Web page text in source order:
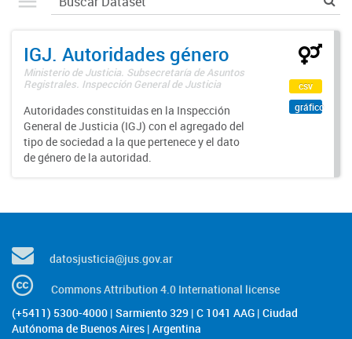
IGJ. Autoridades género
Ministerio de Justicia. Subsecretaría de Asuntos
Registrales. Inspección General de Justicia
Autoridades constituidas en la Inspección
General de Justicia (IGJ) con el agregado del
tipo de sociedad a la que pertenece y el dato
de género de la autoridad.
csv
gráfico
datosjusticia@jus.gov.ar
Commons Attribution 4.0 International license
(+5411) 5300-4000 | Sarmiento 329 | C 1041 AAG | Ciudad
Autónoma de Buenos Aires | Argentina